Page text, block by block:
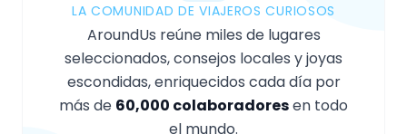
LA COMUNIDAD DE VIAJEROS CURIOSOS
AroundUs reúne miles de lugares
seleccionados, consejos locales y joyas
escondidas, enriquecidos cada día por
más de 60,000 colaboradoresen todo
el mundo.